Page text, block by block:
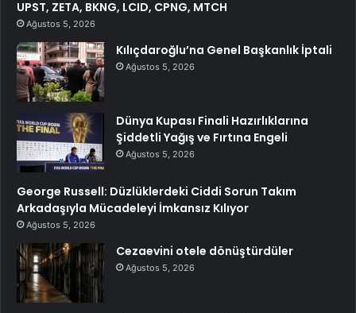
UPST, ZETA, BKNG, LCID, CPNG, MTCH
Ağustos 5, 2026
Kılıçdaroğlu’na Genel Başkanlık İptali
Ağustos 5, 2026
Dünya Kupası Finali Hazırlıklarına
Şiddetli Yağış ve Fırtına Engeli
Ağustos 5, 2026
George Russell: Düzlüklerdeki Ciddi Sorun Takım
Arkadaşıyla Mücadeleyi İmkansız Kılıyor
Ağustos 5, 2026
Cezaevini otele dönüştürdüler
Ağustos 5, 2026